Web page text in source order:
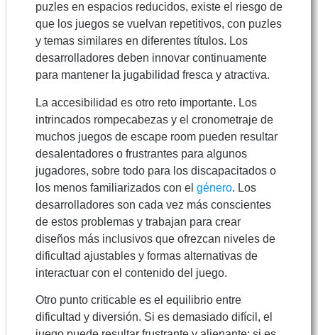
puzles en espacios reducidos, existe el riesgo de
que los juegos se vuelvan repetitivos, con puzles
y temas similares en diferentes títulos. Los
desarrolladores deben innovar continuamente
para mantener la jugabilidad fresca y atractiva.
La accesibilidad es otro reto importante. Los
intrincados rompecabezas y el cronometraje de
muchos juegos de escape room pueden resultar
desalentadores o frustrantes para algunos
jugadores, sobre todo para los discapacitados o
los menos familiarizados con el género. Los
desarrolladores son cada vez más conscientes
de estos problemas y trabajan para crear
diseños más inclusivos que ofrezcan niveles de
dificultad ajustables y formas alternativas de
interactuar con el contenido del juego.
Otro punto criticable es el equilibrio entre
dificultad y diversión. Si es demasiado difícil, el